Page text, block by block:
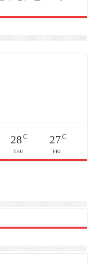
28C
THU
27C
FRI